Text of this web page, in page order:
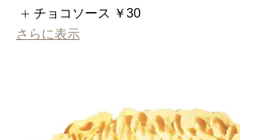
チョコソース ￥30
さらに表示